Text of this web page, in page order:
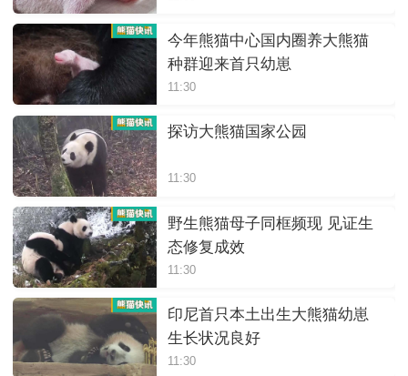
今年熊猫中心国内圈养大熊猫
种群迎来首只幼崽
11:30
探访大熊猫国家公园
11:30
野生熊猫母子同框频现 见证生
态修复成效
11:30
印尼首只本土出生大熊猫幼崽
生长状况良好
11:30